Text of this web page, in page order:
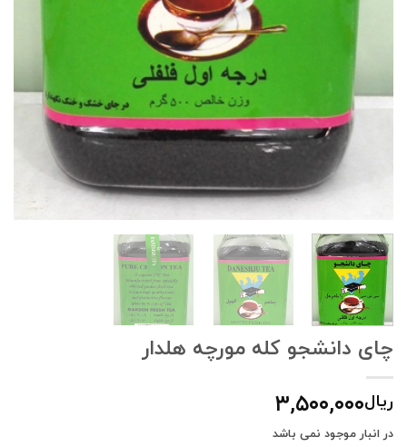
چای دانشجو کله مورچه هلدار
ریال۳,۵۰۰,۰۰۰
در انبار موجود نمی باشد